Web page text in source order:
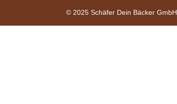
© 2025 Schäfer Dein Bäcker GmbH